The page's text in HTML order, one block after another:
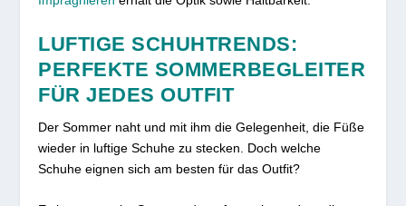
LUFTIGE SCHUHTRENDS:
PERFEKTE SOMMERBEGLEITER
FÜR JEDES OUTFIT
Der Sommer naht und mit ihm die Gelegenheit, die Füße
wieder in luftige Schuhe zu stecken. Doch welche
Schuhe eignen sich am besten für das Outfit?